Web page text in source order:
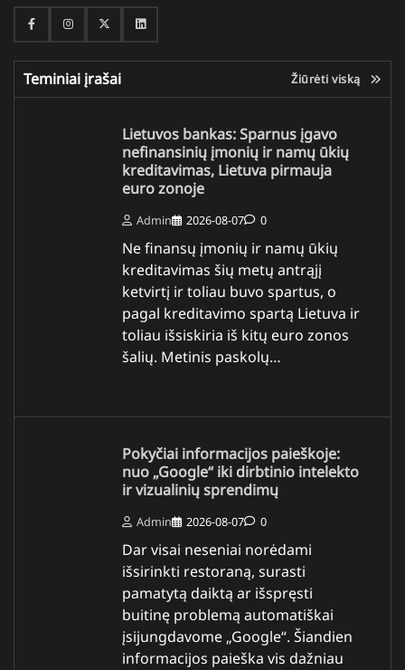
FacebookInstagramTwitterLinkedin
Teminiai įrašai Žiūrėti viską
Lietuvos bankas: Sparnus įgavo
nefinansinių įmonių ir namų ūkių
kreditavimas, Lietuva pirmauja
euro zonoje
Admin 2026-08-07 0
Ne finansų įmonių ir namų ūkių
kreditavimas šių metų antrąjį
ketvirtį ir toliau buvo spartus, o
pagal kreditavimo spartą Lietuva ir
toliau išsiskiria iš kitų euro zonos
šalių. Metinis paskolų…
Pokyčiai informacijos paieškoje:
nuo „Google“ iki dirbtinio intelekto
ir vizualinių sprendimų
Admin 2026-08-07 0
Dar visai neseniai norėdami
išsirinkti restoraną, surasti
pamatytą daiktą ar išspręsti
buitinę problemą automatiškai
įsijungdavome „Google“. Šiandien
informacijos paieška vis dažniau